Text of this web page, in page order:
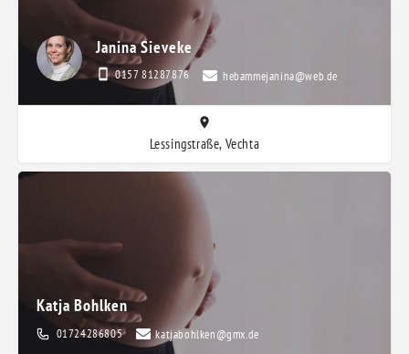
Janina Sieveke
0157 81287876 hebammejanina@web.de
Lessingstraße, Vechta
Katja Bohlken
01724286805 katjabohlken@gmx.de